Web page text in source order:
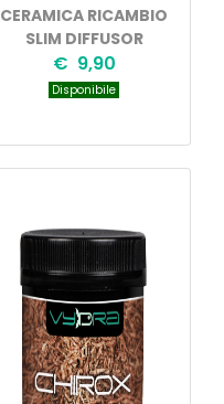
CERAMICA RICAMBIO
SLIM DIFFUSOR
€ 9,90
Disponibile